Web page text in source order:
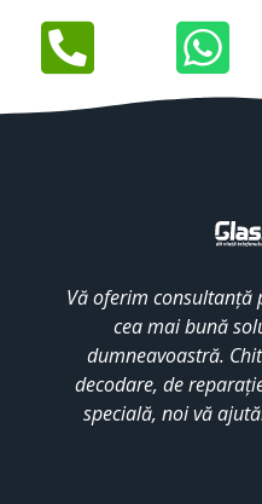
Vă oferim consultanță
cea mai bună
dumneavoastră.
decodare, de
specială, noi vă